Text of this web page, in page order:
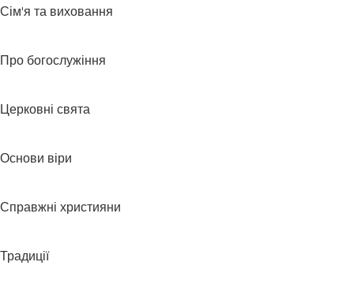
Сім'я та виховання
Про богослужіння
Церковні свята
Основи віри
Справжні християни
Традиції